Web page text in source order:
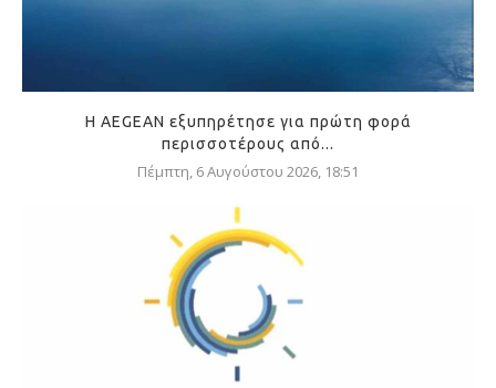
Η AEGEAN εξυπηρέτησε για πρώτη φορά
περισσοτέρους από...
Πέμπτη, 6 Αυγούστου 2026, 18:51